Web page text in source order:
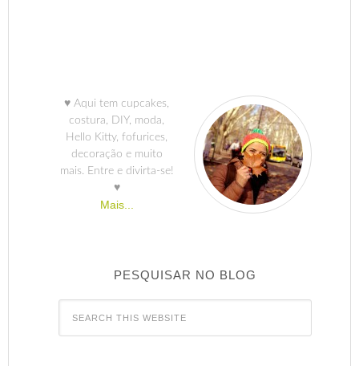
♥ Aqui tem cupcakes,
costura, DIY, moda,
Hello Kitty, fofurices,
decoração e muito
mais. Entre e divirta-se!
♥
Mais...
PESQUISAR NO BLOG